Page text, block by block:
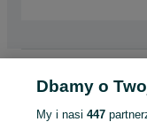
Wielkopolskie
Osobowe
Dbamy o
My i nasi447